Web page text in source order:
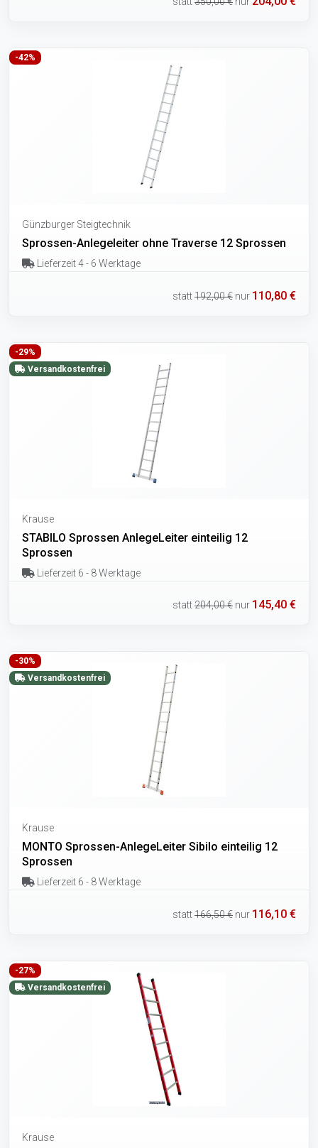
-42%
Günzburger Steigtechnik
Sprossen-Anlegeleiter ohne Traverse 12 Sprossen
Lieferzeit 4 - 6 Werktage
statt192,00 € nur 110,80 €
-29%
Versandkostenfrei
Krause
STABILO Sprossen AnlegeLeiter einteilig 12
Sprossen
Lieferzeit 6 - 8 Werktage
statt204,00 € nur 145,40 €
-30%
Versandkostenfrei
Krause
MONTO Sprossen-AnlegeLeiter Sibilo einteilig 12
Sprossen
Lieferzeit 6 - 8 Werktage
statt166,50 € nur 116,10 €
-27%
Versandkostenfrei
Krause